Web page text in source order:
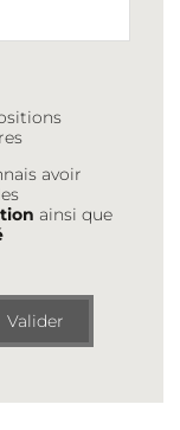
avoir
ainsi que
Valider